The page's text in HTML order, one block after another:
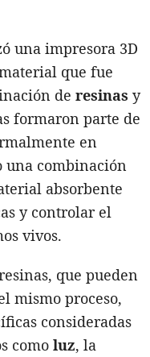
una impresora 3D
que fue
de resinas y
formaron parte de
en
una combinación
absorbente
y controlar el
vivos.
que pueden
mismo proceso,
consideradas
como luz, la